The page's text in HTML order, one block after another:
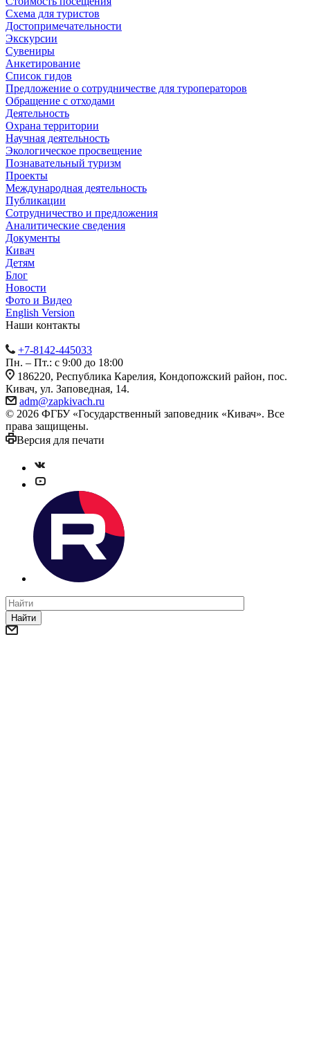
Схема для туристов
Достопримечательности
Экскурсии
Сувениры
Анкетирование
Список гидов
Предложение о сотрудничестве для туроператоров
Обращение с отходами
Деятельность
Охрана территории
Научная деятельность
Экологическое просвещение
Познавательный туризм
Проекты
Международная деятельность
Публикации
Сотрудничество и предложения
Аналитические сведения
Документы
Кивач
Детям
Блог
Новости
Фото и Видео
English Version
Наши контакты
+7-8142-445033
Пн. – Пт.: с 9:00 до 18:00
186220, Республика Карелия, Кондопожский район, пос.
Кивач, ул. Заповедная, 14.
adm@zapkivach.ru
© 2026 ФГБУ «Государственный заповедник «Кивач». Все
права защищены.
Версия для печати
Найти